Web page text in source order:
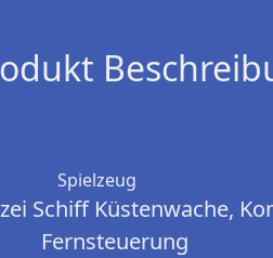
Spielzeug
Schiff Küstenwache,
Fernsteuerung